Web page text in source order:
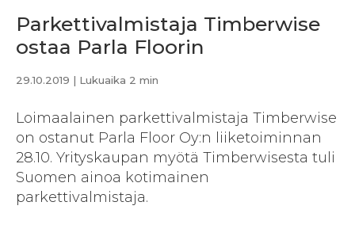
Parkettivalmistaja Timberwise
ostaa Parla Floorin
29.10.2019 | Lukuaika 2 min
Loimaalainen parkettivalmistaja Timberwise
on ostanut Parla Floor Oy:n liiketoiminnan
28.10. Yrityskaupan myötä Timberwisesta tuli
Suomen ainoa kotimainen
parkettivalmistaja.